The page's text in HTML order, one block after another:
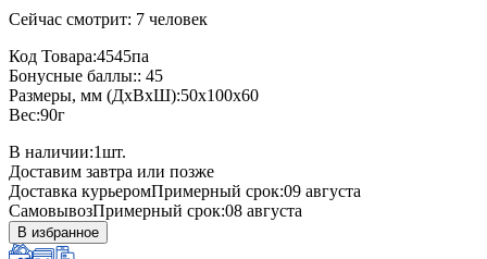
Сейчас смотрит: 7 человек
Код Товара:4545па
Бонусные баллы:: 45
Размеры, мм (ДхВхШ):50x100x60
Вес:90г
В наличии:1шт.
Доставим завтра или позже
Доставка курьеромПримерный срок:09 августа
СамовывозПримерный срок:08 августа
В избранное